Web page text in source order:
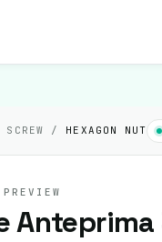
SCREW / HEXAGON NUT
Anteprima